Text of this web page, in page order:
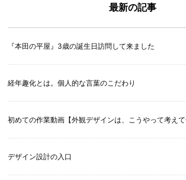
最新の記事
『本田の平屋』3歳の誕生日訪問して来ました
経年趣化とは。個人的な言葉のこだわり
初めての作業動画【外観デザインは、こうやって考えて
デザイン設計の入口